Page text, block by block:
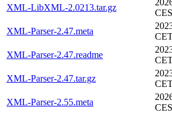
XML-LibXML-2.0213.tar.gz
XML-Parser-2.47.meta
XML-Parser-2.47.readme
XML-Parser-2.47.tar.gz
XML-Parser-2.55.meta